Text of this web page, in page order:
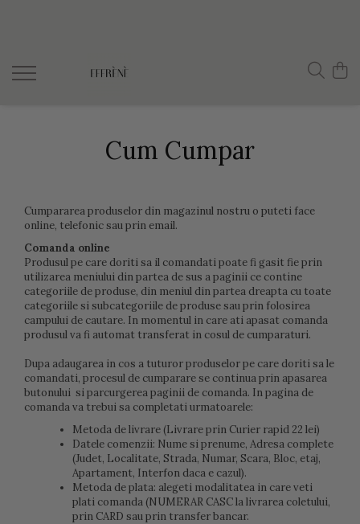
Pigments and accesories
Cum Cumpar
Cumpararea produselor din magazinul nostru o puteti face
online, telefonic sau prin email.
Comanda online
Produsul pe care doriti sa il comandati poate fi gasit fie prin
utilizarea meniului din partea de sus a paginii ce contine
categoriile de produse, din meniul din partea dreapta cu toate
categoriile si subcategoriile de produse sau prin folosirea
campului de cautare. In momentul in care ati apasat comanda
produsul va fi automat transferat in cosul de cumparaturi.
Dupa adaugarea in cos a tuturor produselor pe care doriti sa le
comandati, procesul de cumparare se continua prin apasarea
butonului si parcurgerea paginii de comanda. In pagina de
comanda va trebui sa completati urmatoarele:
Metoda de livrare (Livrare prin Curier rapid 22 lei)
Datele comenzii: Nume si prenume, Adresa complete
(Judet, Localitate, Strada, Numar, Scara, Bloc, etaj,
Apartament, Interfon daca e cazul).
Metoda de plata: alegeti modalitatea in care veti
plati comanda (NUMERAR CASC la livrarea coletului,
prin CARD sau prin transfer bancar.